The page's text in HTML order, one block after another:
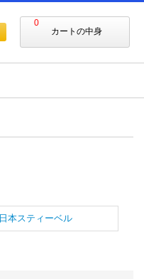
0
カートの中身
日本スティーベル